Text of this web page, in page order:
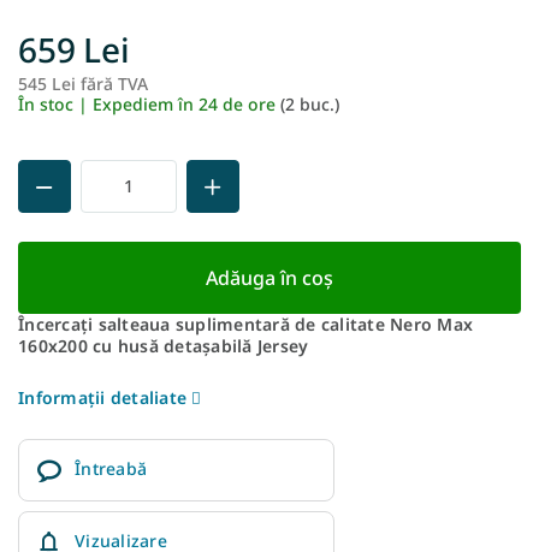
659 Lei
545 Lei fără TVA
În stoc | Expediem în 24 de ore (2 buc.)
Adăuga în coş
Încercați salteaua suplimentară de calitate Nero Max
160x200 cu husă detașabilă Jersey
Informaţii detaliate
Întreabă
Vizualizare